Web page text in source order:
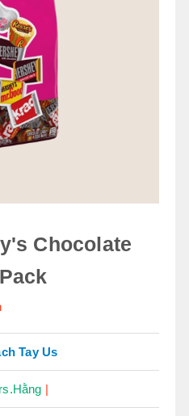
Chocolate
Tay Us
|